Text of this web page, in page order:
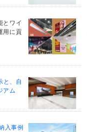
とワイ
用に貢
と、自
アム
入事例